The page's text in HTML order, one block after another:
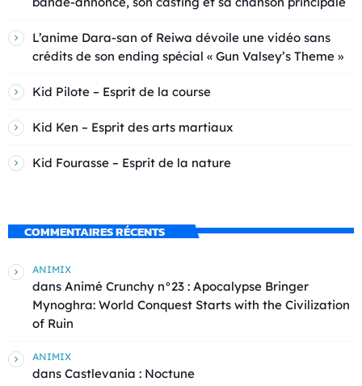
L’anime Dara-san of Reiwa dévoile une vidéo sans
crédits de son ending spécial « Gun Valsey’s Theme »
Kid Pilote – Esprit de la course
Kid Ken – Esprit des arts martiaux
Kid Fourasse – Esprit de la nature
COMMENTAIRES RÉCENTS
ANIMIX
dans Animé Crunchy n°23 : Apocalypse Bringer
Mynoghra: World Conquest Starts with the Civilization
of Ruin
ANIMIX
dans Castlevania : Noctune